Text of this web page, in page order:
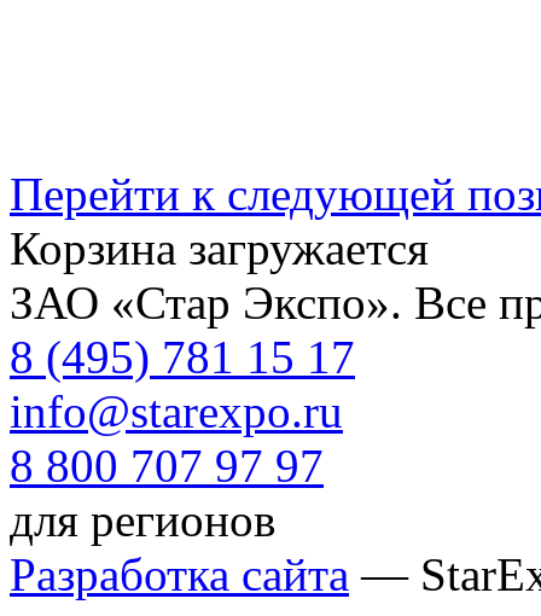
Перейти к следующей
Корзина загружается
ЗАО «Стар Экспо». Все
8 (495) 781 15 17
info@starexpo.ru
8 800 707 97 97
для регионов
Разработка сайта —